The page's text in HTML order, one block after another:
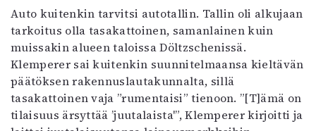
Auto kuitenkin tarvitsi autotallin. Tallin oli alkujaan
tarkoitus olla tasakattoinen, samanlainen kuin
muissakin alueen taloissa Döltzschenissä.
Klemperer sai kuitenkin suunnitelmaansa kieltävän
päätöksen rakennuslautakunnalta, sillä
tasakattoinen vaja ”rumentaisi” tienoon. ”[T]ämä on
tilaisuus ärsyttää ’juutalaista'”, Klemperer kirjoitti ja